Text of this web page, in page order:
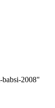
babsi-2008"